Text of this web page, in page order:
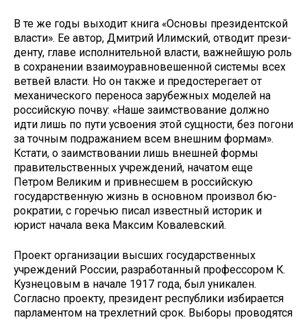
В те же годы выходит книга «Осно­вы президентской
власти». Ее автор, Дмитрий Илимский, отводит прези­
денту, главе исполнительной власти, важнейшую роль
в сохранении взаимоуравновешенной системы всех
ветвей власти. Но он также и предо­стерегает от
механического переноса зарубежных моделей на
российскую почву: «Наше заимствование должно
идти лишь по пути усвоения этой сущ­ности, без погони
за точным подража­нием всем внешним формам».
Кстати, о заимствовании лишь внешней фор­мы
правительственных учреждений, начатом еще
Петром Великим и при­внесшем в российскую
государствен­ную жизнь в основном произвол бю­
рократии, с горечью писал известный историк и
юрист начала века Максим Ковалевский.
Проект организации высших го­сударственных
учреждений России, разработанный профессором К.
Кузне­цовым в начале 1917 года, был уника­лен.
Согласно проекту, президент ре­спублики избирается
парламентом на трехлетний срок. Выборы проводятся